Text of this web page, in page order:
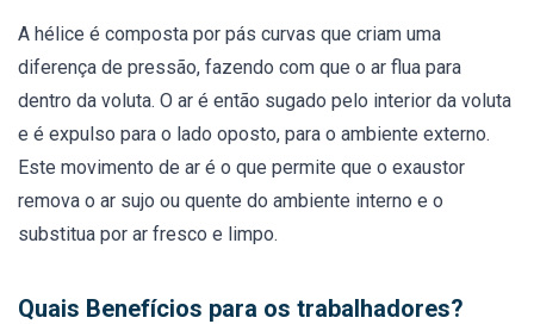
A hélice é composta por pás curvas que criam uma
diferença de pressão, fazendo com que o ar flua para
dentro da voluta. O ar é então sugado pelo interior da voluta
e é expulso para o lado oposto, para o ambiente externo.
Este movimento de ar é o que permite que o exaustor
remova o ar sujo ou quente do ambiente interno e o
substitua por ar fresco e limpo.
Quais Benefícios para os trabalhadores?